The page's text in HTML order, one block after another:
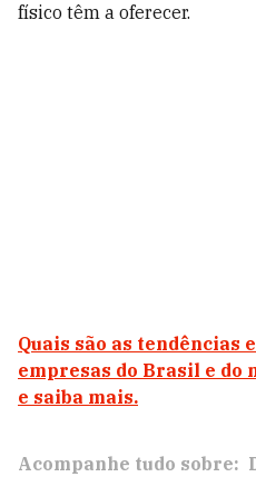
físico têm a oferecer.
Quais são as tendências
empresas do Brasil e do
e saiba mais.
Acompanhe tudo sobre: